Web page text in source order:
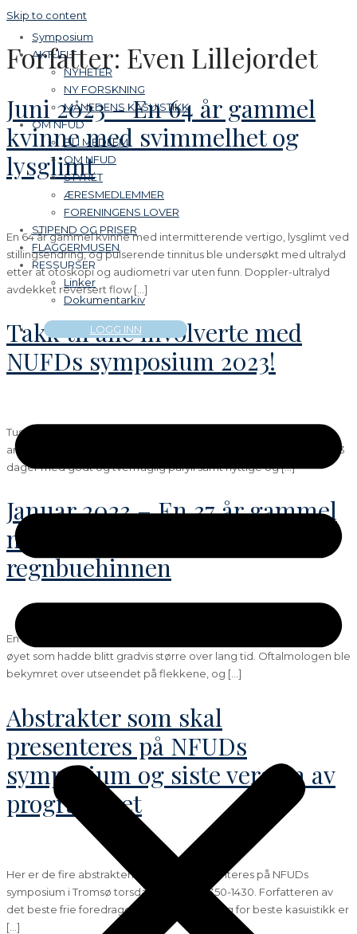
Skip to content
Symposium
AKTUELT
NYHETER
NY FORSKNING
MÅNEDENS KASUISTIKK
OM NFUD
BLI MEDLEM
OM NFUD
STYRET
ÆRESMEDLEMMER
FORENINGENS LOVER
STIPEND OG PRISER
FLAGGERMUSEN
RESSURSER
Linker
Dokumentarkiv
LOGG INN
Forfatter: Even Lillejordet
Juni 2023 – En 64 år gammel
kvinne med svimmelhet og
lysglimt
En 64 år gammel kvinne med intermitterende vertigo, lysglimt ved
stillingsendring, og pulserende tinnitus ble undersøkt med ultralyd
etter at otoskopi og audiometri var uten funn. Doppler-ultralyd
avdekket reversert flow […]
Takk til alle involverte med
NUFDs symposium 2023!
Tusen takk til alle deltakere, foredragsholdere, utstillere og alle
andre som var involvert med NFUDs symposium i Tromsø! Vi fikk 3
dager med godt og tverrfaglig påfyll samt nyttige og […]
Januar 2023 – En 37 år gammel
mann med flekker på
regnbuehinnen
En 37 år gammel mann ble henvist til vurdering av to flekker på
øyet som hadde blitt gradvis større over lang tid. Oftalmologen ble
bekymret over utseendet på flekkene, og […]
Abstrakter som skal
presenteres på NFUDs
symposium og siste versjon av
programmet
Her er de fire abstraktene som skal presenteres på NFUDs
symposium i Tromsø torsdag 27/4 fra kl.1350-1430. Forfatteren av
det beste frie foredraget vinner 10.000kr og for beste kasuistikk er
[…]